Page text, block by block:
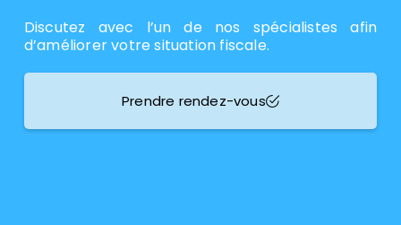
Discutez avec l’un de nos spécialistes afin
d’améliorer votre situation fiscale.
Prendre rendez-vous